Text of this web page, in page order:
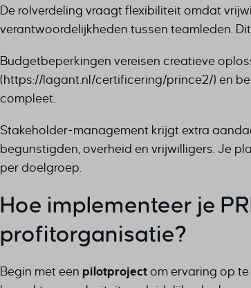
De rolverdeling vraagt flexibiliteit omdat
verantwoordelijkheden tussen teamleden.
Budgetbeperkingen vereisen creatieve
(https://lagant.nl/certificering/prince2/) en
compleet.
Stakeholder-management krijgt extra
begunstigden, overheid en vrijwilligers. Je
per doelgroep.
Hoe implementeer je
profitorganisatie?
Begin met een pilotproject om ervaring op te